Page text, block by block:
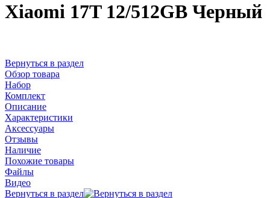
Xiaomi 17T 12/512GB Черный
Вернуться в раздел
Обзор товара
Набор
Комплект
Описание
Характеристики
Аксессуары
Отзывы
Наличие
Похожие товары
Файлы
Видео
Вернуться в раздел